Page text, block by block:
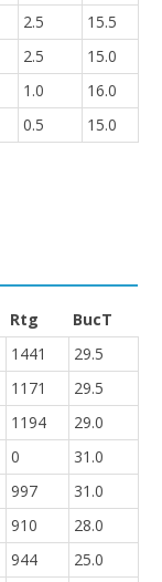
2.5
15.5
2.5
15.0
1.0
16.0
0.5 15.0
Rtg
BucT
1441
29.5
1171
29.5
1194
29.0
0
31.0
997
31.0
910
28.0
944
25.0